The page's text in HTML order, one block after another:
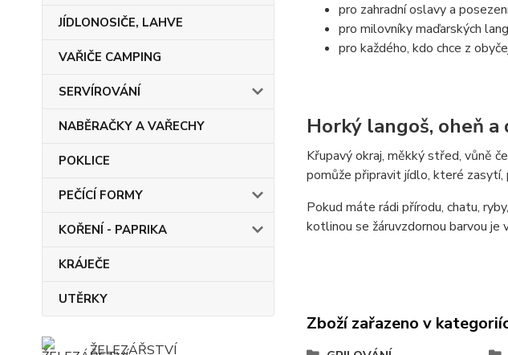
JÍDLONOSIČE, LAHVE
VAŘIČE CAMPING
SERVÍROVÁNÍ
NABĚRAČKY A VAŘECHY
POKLICE
PEČÍCÍ FORMY
KOŘENÍ - PAPRIKA
KRÁJEČE
UTĚRKY
ŽELEZÁŘSTVÍ
pro zahradní oslavy a
pro milovníky maďarských
pro každého, kdo chce z
Horký langoš, oheň a
Křupavý okraj, měkký střed, vůně
pomůže připravit jídlo, které
Pokud máte rádi přírodu, chatu,
kotlinou se žáruvzdornou barvou je
Zboží zařazeno v